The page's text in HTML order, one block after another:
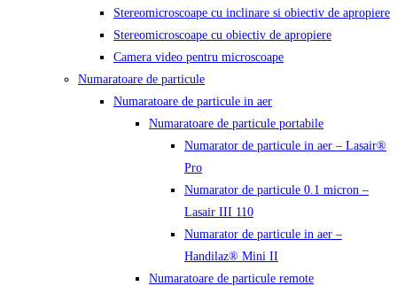
Stereomicroscoape cu inclinare si obiectiv de apropiere
Stereomicroscoape cu obiectiv de apropiere
Camera video pentru microscoape
Numaratoare de particule
Numaratoare de particule in aer
Numaratoare de particule portabile
Numarator de particule in aer – Lasair®
Pro
Numarator de particule 0.1 micron –
Lasair III 110
Numarator de particule in aer –
Handilaz® Mini II
Numaratoare de particule remote